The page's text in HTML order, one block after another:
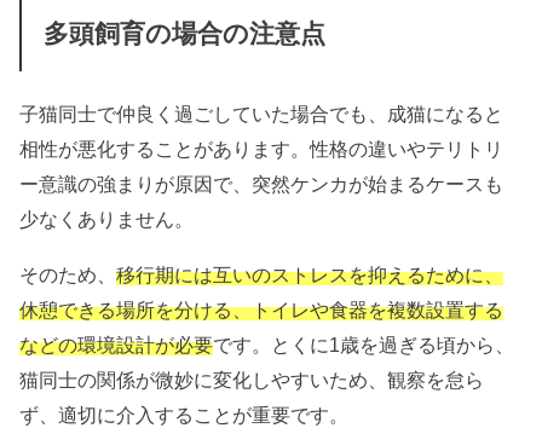
多頭飼育の場合の注意点
子猫同士で仲良く過ごしていた場合でも、成猫になると
相性が悪化することがあります。性格の違いやテリトリ
ー意識の強まりが原因で、突然ケンカが始まるケースも
少なくありません。
そのため、移行期には互いのストレスを抑えるために、
休憩できる場所を分ける、トイレや食器を複数設置する
などの環境設計が必要です。とくに1歳を過ぎる頃から、
猫同士の関係が微妙に変化しやすいため、観察を怠ら
ず、適切に介入することが重要です。